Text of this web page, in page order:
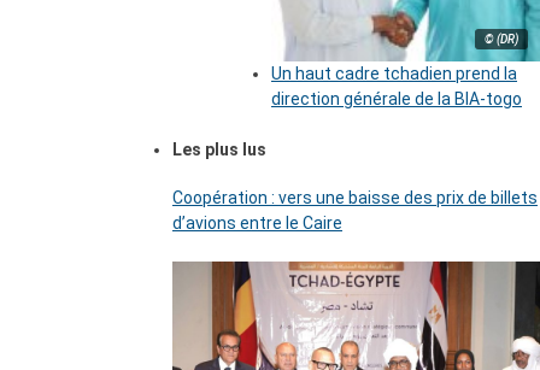
© (DR)
Un haut cadre tchadien prend la
direction générale de la BIA-togo
Les plus lus
Coopération : vers une baisse des prix de billets
d’avions entre le Caire